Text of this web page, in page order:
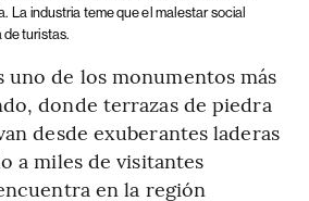
La industria teme que el malestar social
de turistas.
uno de los monumentos más
donde terrazas de piedra
desde exuberantes laderas
a miles de visitantes
en la región